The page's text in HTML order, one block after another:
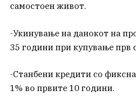
самостоен живот.
-Укинување на данокот на
35 години при купување прв
-Станбени кредити со
1% во првите 10 години.